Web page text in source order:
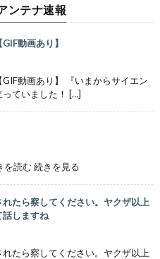
ンテナ速報
動画あり】
動画あり】 『いまからサイエン
ていました！ […]
を読む 続きを見る
れたら察してください。ヤクザ以上
話しますね
れたら察してください。ヤクザ以上